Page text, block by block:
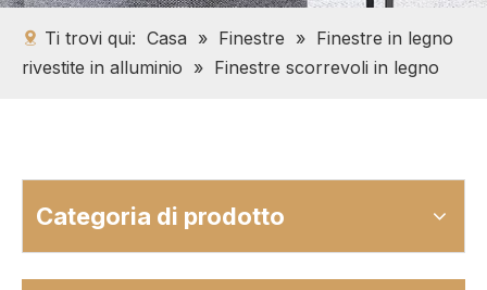
Ti trovi qui: Casa » Finestre » Finestre in legno
rivestite in alluminio » Finestre scorrevoli in legno
Categoria di prodotto